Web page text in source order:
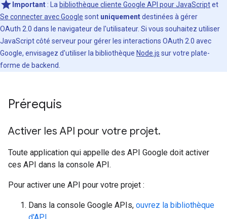
Important : La bibliothèque cliente Google API pour JavaScriptet
Se connecter avec Google sont uniquementdestinées à gérer
OAuth 2.0 dans le navigateur de l'utilisateur. Si vous souhaitez utiliser
JavaScript côté serveur pour gérer les interactions OAuth 2.0 avec
Google, envisagez d'utiliser la bibliothèque Node.js sur votre plate-
forme de backend.
Prérequis
Activer les API pour votre projet.
Toute application qui appelle des API Google doit activer
ces API dans la console API.
Pour activer une API pour votre projet :
Dans la console Google APIs, ouvrez la bibliothèque